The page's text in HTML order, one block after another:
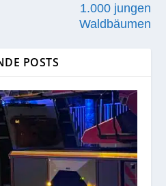
1.000 jungen
Waldbäumen
POSTS